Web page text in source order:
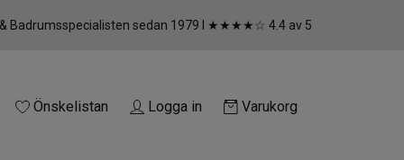
& Badrumsspecialisten sedan 1979 I ★★★★☆ 4.4 av 5
Önskelistan Logga in Varukorg